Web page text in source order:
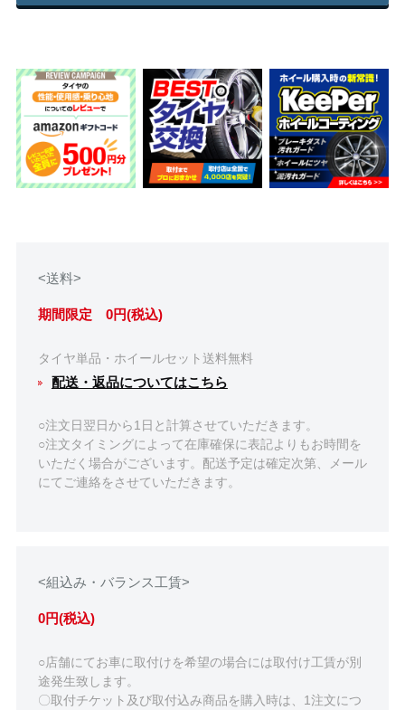
<送料>
期間限定 0円(税込)
タイヤ単品・ホイールセット送料無料
配送・返品についてはこちら
○注文日翌日から1日と計算させていただきます。
○注文タイミングによって在庫確保に表記よりもお時間を
いただく場合がございます。配送予定は確定次第、メール
にてご連絡をさせていただきます。
<組込み・バランス工賃>
0円(税込)
○店舗にてお車に取付けを希望の場合には取付け工賃が別
途発生致します。
〇取付チケット及び取付込み商品を購入時は、1注文につ